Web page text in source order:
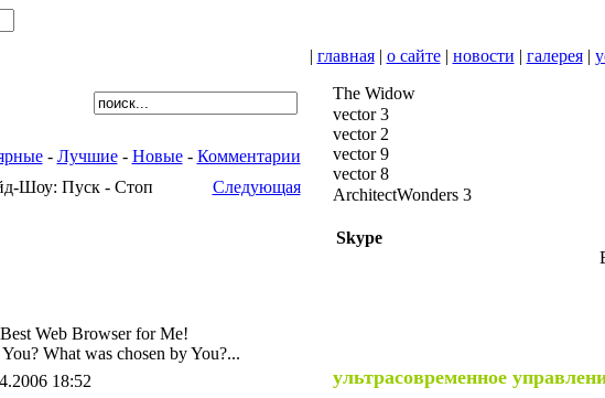
- Лучшие- Новые- Комментарии
Шоу: Пуск - Стоп Следующая
Web Browser for Me!
What was chosen by You?...
18:52
| главная | о сайте | новости | галерея |
The Widow
vector 3
vector 2
vector 9
vector 8
ArchitectWonders 3
Skype
ультрасовременное